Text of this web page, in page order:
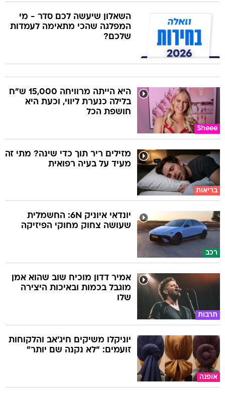
השאלון שיעשה לכם סדר - מי
המפלגה שהכי מתאימה לעמדות
שלכם?
Sheee
היא הייתה מרוויחה 15,000 ש"ח
בלילה כנערת ליווי, וכעת היא
חושפת הכל
בריאות
מזילים ריר תוך כדי שינה? מתי זה
מעיד על בעיה רפואית
רכב
יונדאי איוניק 6N: החשמלית
שעושה צחוק מחוקי הפיזיקה
תרבות
אמיר דדון מוכיח שוב שהוא אמן
מוגבל בכמות ובאיכות היצירה
שלו
אופנה
יוניקלו משיקים חיג'אב והלקוחות
זועמים: "לא נקנה שם יותר"